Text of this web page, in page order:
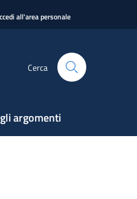
all'area personale
Cerca
argomenti